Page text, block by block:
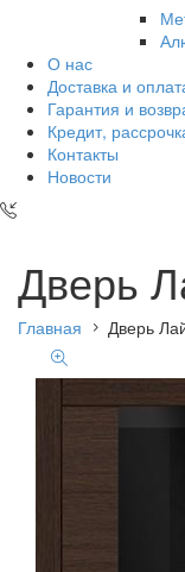
О нас
Доставка и
Гарантия и
Кредит,
Контакты
Новости
Дверь
Главная Дверь